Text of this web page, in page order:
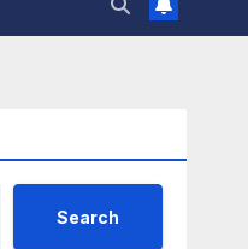
Search